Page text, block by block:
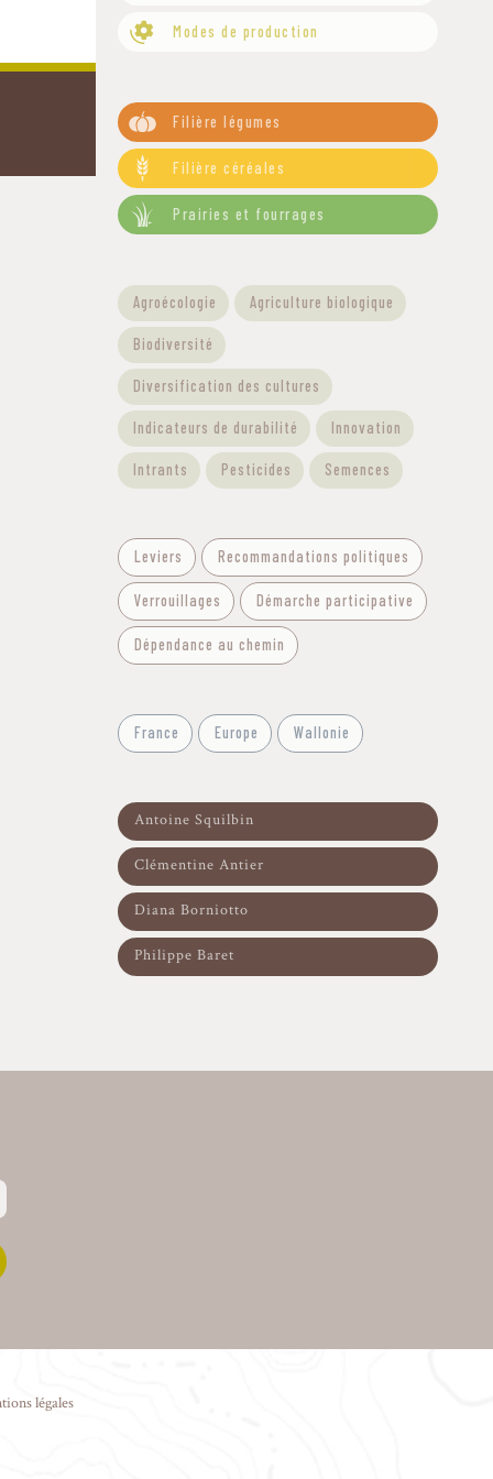
Modes de production
Filtre-Filières
Filière légumes
Filière céréales
Prairies et fourrages
Filtre - Thématiques
Agroécologie Agriculture biologique
Biodiversité
Diversification des cultures
Indicateurs de durabilité Innovation
Intrants Pesticides Semences
Filtre - Approches et méthodes
Leviers Recommandations politiques
Verrouillages Démarche participative
Dépendance au chemin
Filtre - Contextes géographiques
France Europe Wallonie
Filtre-Auteurs
Antoine Squilbin
Clémentine Antier
Diana Borniotto
Philippe Baret
légales